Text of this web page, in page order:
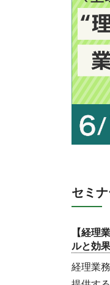
セミ
【経理
ルと効
経理業